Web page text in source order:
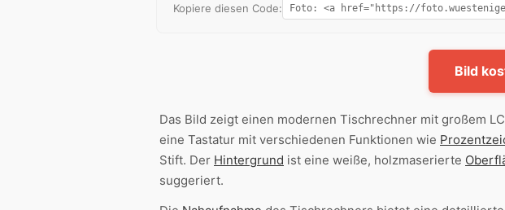
Kopiere diesen Code:
Bild
Das Bild zeigt einen modernen Tischrechner mit großem
eine Tastatur mit verschiedenen Funktionen wie
Stift. Der Hintergrund ist eine weiße, holzmaserierte
suggeriert.